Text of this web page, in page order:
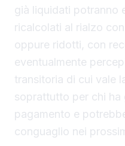
già liquidati potranno
ricalcolati al rialzo
oppure ridotti, con
eventualmente
transitoria di cui vale
soprattutto per chi ha
pagamento e
conguaglio nei